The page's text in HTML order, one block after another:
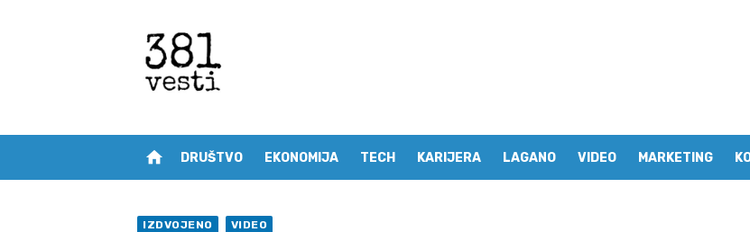
home DRUŠTVO EKONOMIJA TECH KARIJERA LAGANO VIDEO MARKETING
IZDVOJENO VIDEO